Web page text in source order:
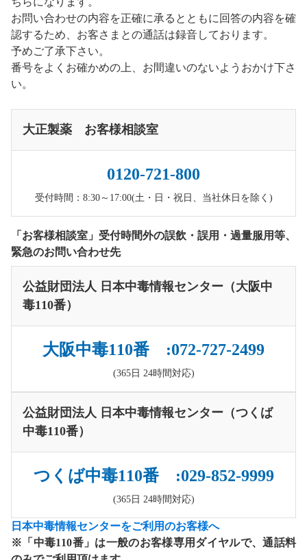
お問い合わせの内容を正確に承るとともに回答の内容を確
認するため、お客さまとの通話は録音しております。
予めご了承下さい。
番号をよくお確かめの上、お間違いのないようおかけ下さ
い。
大正製薬 お客様相談室
0120-721-800
受付時間：8:30～17:00(土・日・祝日、当社休日を除く)
「お客様相談室」受付時間外の誤飲・誤用・過量服用等、
緊急のお問い合わせ先
公益財団法人 日本中毒情報センター（大阪中
毒110番）
大阪中毒110番 :072-727-2499
(365日 24時間対応)
公益財団法人 日本中毒情報センター（つくば
中毒110番）
つくば中毒110番 :029-852-9999
(365日 24時間対応)
日本中毒情報センターをご利用のお客様へ
※「中毒110番」は一般のお客様専用ダイヤルで、通話料